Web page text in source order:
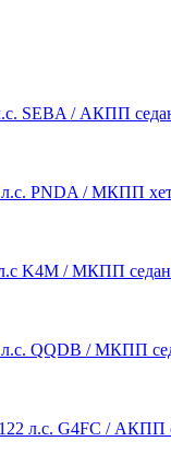
SEBA / АКПП
л.с. PNDA / МКПП
K4M / МКПП седан
л.с. QQDB / МКПП
л.с. G4FC / АКПП